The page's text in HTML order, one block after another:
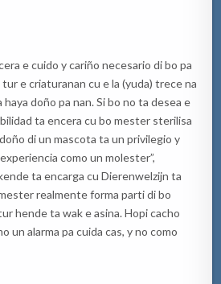
e cuido y cariño necesario di bo pa
e criaturanan cu e la (yuda) trece na
haya doño pa nan. Si bo no ta desea e
ta encera cu bo mester sterilisa
di un mascota ta un privilegio y
como un molester”,
ta encarga cu Dierenwelzijn ta
realmente forma parti di bo
hende ta wak e asina. Hopi cacho
un alarma pa cuida cas, y no como